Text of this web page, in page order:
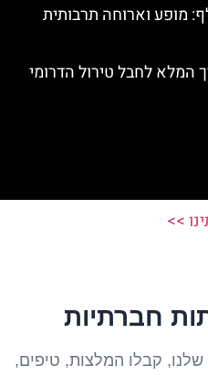
מופע וארוחה תרבותית
המלא לחבל טירול הדרומי
>>
חברתיות
קבלו המלצות, טיפים,